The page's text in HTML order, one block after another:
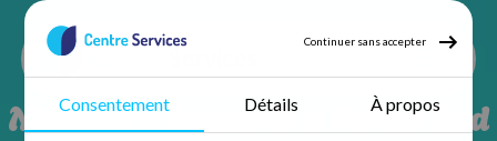
Continuer sans accepter
Consentement Détails À propos
Ménage à domicile à Reims Sud